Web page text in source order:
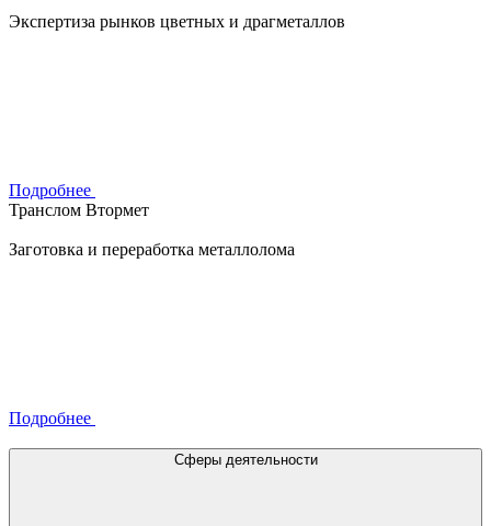
Экспертиза рынков цветных и драгметаллов
Подробнее
Транслом Втормет
Заготовка и переработка металлолома
Подробнее
Сферы деятельности